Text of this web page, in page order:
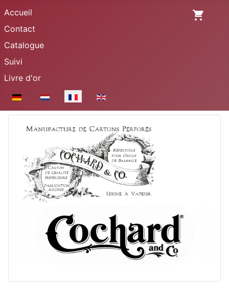
Accueil
Contact
Catalogue
Suivi
Livre d'or
Sélectionnez votre langue